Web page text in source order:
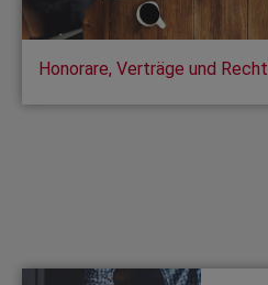
Honorare, Verträge und Recht